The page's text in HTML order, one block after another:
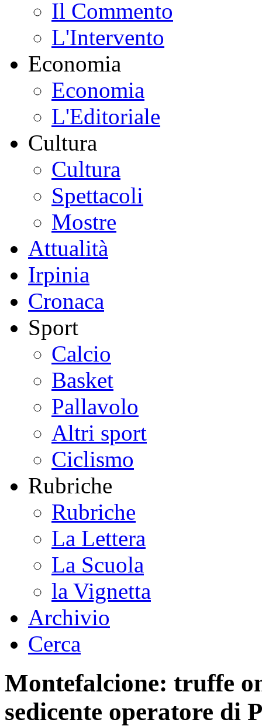
Il Commento
L'Intervento
Economia
Economia
L'Editoriale
Cultura
Cultura
Spettacoli
Mostre
Attualità
Irpinia
Cronaca
Sport
Calcio
Basket
Pallavolo
Altri sport
Ciclismo
Rubriche
Rubriche
La Lettera
La Scuola
la Vignetta
Archivio
Cerca
Montefalcione: truffe
sedicente operatore di